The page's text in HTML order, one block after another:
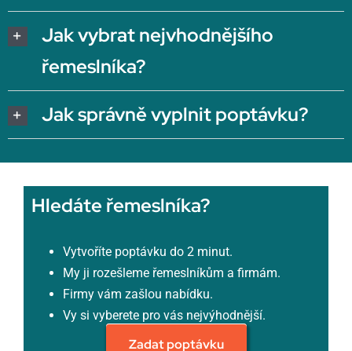
Jak vybrat nejvhodnějšího
řemeslníka?
Jak správně vyplnit poptávku?
Hledáte řemeslníka?
Vytvoříte poptávku do 2 minut.
My ji rozešleme řemeslníkům a firmám.
Firmy vám zašlou nabídku.
Vy si vyberete pro vás nejvýhodnější.
Zadat poptávku